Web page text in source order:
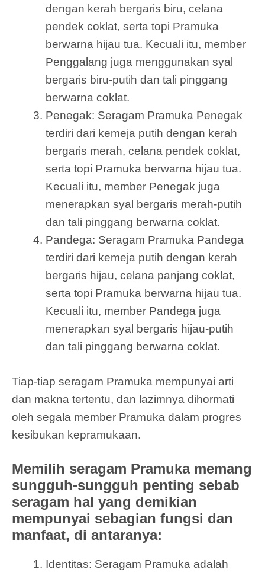
dengan kerah bergaris biru, celana
pendek coklat, serta topi Pramuka
berwarna hijau tua. Kecuali itu, member
Penggalang juga menggunakan syal
bergaris biru-putih dan tali pinggang
berwarna coklat.
Penegak: Seragam Pramuka Penegak
terdiri dari kemeja putih dengan kerah
bergaris merah, celana pendek coklat,
serta topi Pramuka berwarna hijau tua.
Kecuali itu, member Penegak juga
menerapkan syal bergaris merah-putih
dan tali pinggang berwarna coklat.
Pandega: Seragam Pramuka Pandega
terdiri dari kemeja putih dengan kerah
bergaris hijau, celana panjang coklat,
serta topi Pramuka berwarna hijau tua.
Kecuali itu, member Pandega juga
menerapkan syal bergaris hijau-putih
dan tali pinggang berwarna coklat.
Tiap-tiap seragam Pramuka mempunyai arti
dan makna tertentu, dan lazimnya dihormati
oleh segala member Pramuka dalam progres
kesibukan kepramukaan.
Memilih seragam Pramuka memang
sungguh-sungguh penting sebab
seragam hal yang demikian
mempunyai sebagian fungsi dan
manfaat, di antaranya:
Identitas: Seragam Pramuka adalah